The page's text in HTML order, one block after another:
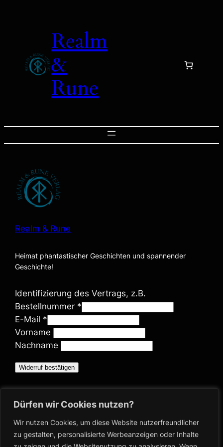
Dürfen wir Cookies nutzen?
Wir nutzen Cookies, um diese Website nutzerfreundlicher
zu gestalten, personalisierte Werbeanzeigen oder Inhalte
Realm
&
Rune
Realm & Rune
Heimat phantastischer Geschichten und spannender
Geschichte!
Identifizierung des Vertrags, z.B.
Bestellnummer *
E-Mail *
E
-
a
(
w
i
Vorname
Nachname
Widerruf bestätigen
Blog
Ausschreibungen